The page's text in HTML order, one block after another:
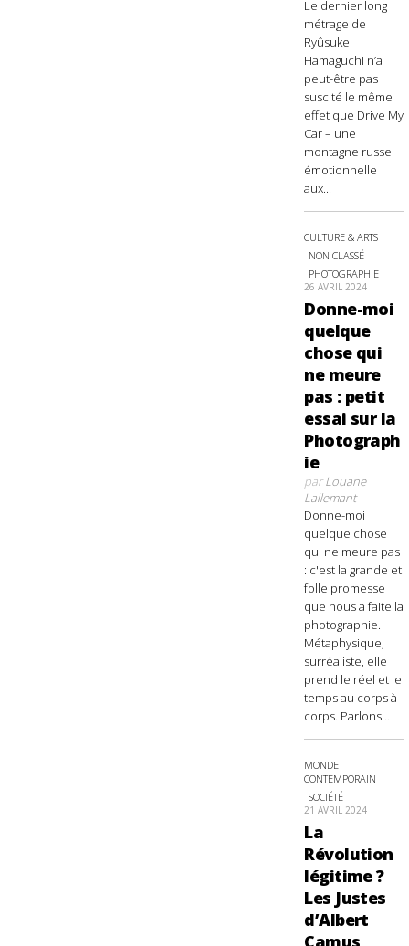
Le dernier long
métrage de
Ryûsuke
Hamaguchi n’a
peut-être pas
suscité le même
effet que Drive My
Car – une
montagne russe
émotionnelle
aux...
CULTURE & ARTS
NON CLASSÉ
PHOTOGRAPHIE
26 AVRIL 2024
Donne-moi
quelque
chose qui
ne meure
pas : petit
essai sur la
Photograph
ie
parLouane
Lallemant
Donne-moi
quelque chose
qui ne meure pas
: c'est la grande et
folle promesse
que nous a faite la
photographie.
Métaphysique,
surréaliste, elle
prend le réel et le
temps au corps à
corps. Parlons...
MONDE
CONTEMPORAIN
SOCIÉTÉ
21 AVRIL 2024
La
Révolution
légitime ?
Les Justes
d’Albert
Camus